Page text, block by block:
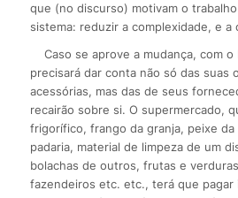
que (no discurso) motivam o
sistema: reduzir a complexidade, e a
Caso se aprove a mudança, com o
precisará dar conta não só das suas
acessórias, mas das de seus
recairão sobre si. O supermercado,
frigorífico, frango da granja, peixe da
padaria, material de limpeza de um
bolachas de outros, frutas e
fazendeiros etc. etc., terá que pagar